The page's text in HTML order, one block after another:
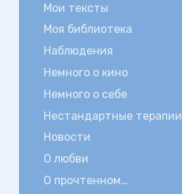
Мои тексты
Моя библиотека
Наблюдения
Немного о кино
Немного о себе
Нестандартные терапии
Новости
О любви
О прочтенном…